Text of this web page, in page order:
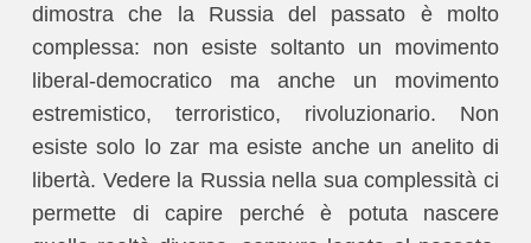
dimostra che la Russia del passato è molto
complessa: non esiste soltanto un movimento
liberal-democratico ma anche un movimento
estremistico, terroristico, rivoluzionario. Non
esiste solo lo zar ma esiste anche un anelito di
libertà. Vedere la Russia nella sua complessità ci
permette di capire perché è potuta nascere